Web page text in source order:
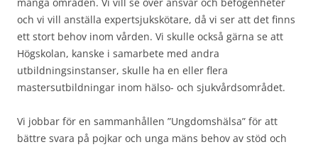
och vi vill anställa expertsjukskötare, då vi ser att det finns
ett stort behov inom vården. Vi skulle också gärna se att
Högskolan, kanske i samarbete med andra
utbildningsinstanser, skulle ha en eller flera
mastersutbildningar inom hälso- och sjukvårdsområdet.
Vi jobbar för en sammanhållen ”Ungdomshälsa” för att
bättre svara på pojkar och unga mäns behov av stöd och